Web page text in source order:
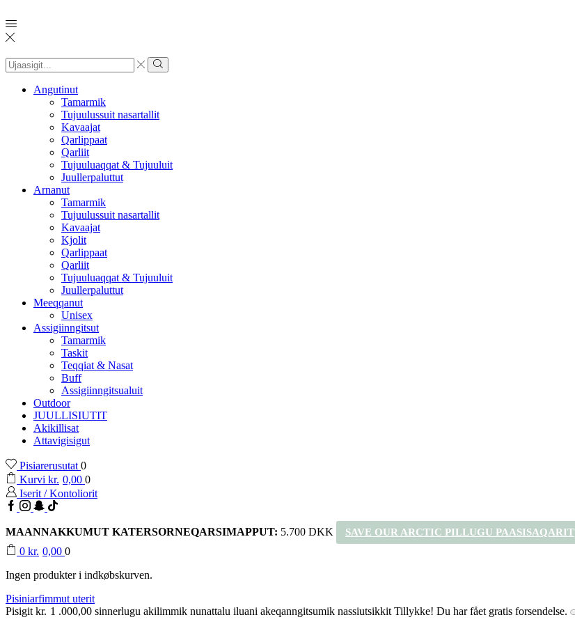
Search
input
Search
Angutinut
Tamarmik
Tujuulussuit nasartallit
Kavaajat
Qarlippaat
Qarliit
Tujuuluaqqat & Tujuuluit
Juullerpaluttut
Arnanut
Tamarmik
Tujuulussuit nasartallit
Kavaajat
Kjolit
Qarlippaat
Qarliit
Tujuuluaqqat & Tujuuluit
Juullerpaluttut
Meeqqanut
Unisex
Assigiinngitsut
Tamarmik
Taskit
Teqqiat & Nasat
Buff
Assigiinngitsualuit
Outdoor
JUULLISIUTIT
Akikillisat
Attavigisigut
Pisiarerusutat 0
Kurvi kr. 0,00 0
Iserit / Kontoliorit
Facebook
Instagram
Snapchat
TikTok
MAANNAKKUMUT KATERSORNEQARSIMAPPUT: 5.700 DKK SAVE OUR ARCTIC PILLUGU PAASISAQARIT
0 kr. 0,00 0
Ingen produkter i indkøbskurven.
Pisiniarfimmut uterit
Pisigit kr. 1 .000,00 sinnerlugu akilimmik nunattalu iluani akeqanngitsumik nassiutsikkit Tillykke! Du har fået gratis forsendelse.